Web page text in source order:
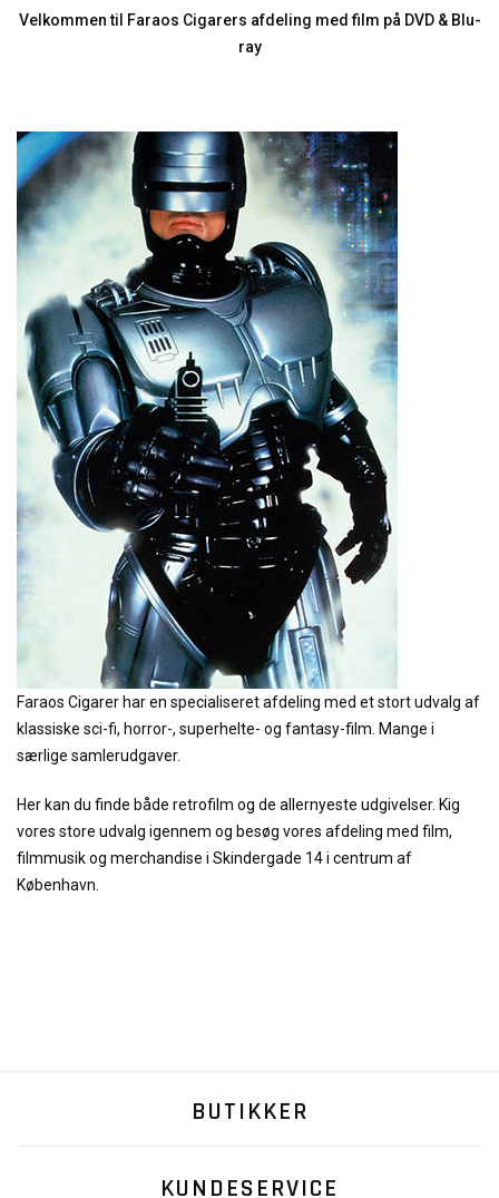
Velkommen til Faraos Cigarers afdeling med film på DVD & Blu-
ray
Faraos Cigarer har en specialiseret afdeling med et stort udvalg af
klassiske sci-fi, horror-, superhelte- og fantasy-film. Mange i
særlige samlerudgaver.
Her kan du finde både retrofilm og de allernyeste udgivelser. Kig
vores store udvalg igennem og besøg vores afdeling med film,
filmmusik og merchandise i Skindergade 14 i centrum af
København.
BUTIKKER
KUNDESERVICE